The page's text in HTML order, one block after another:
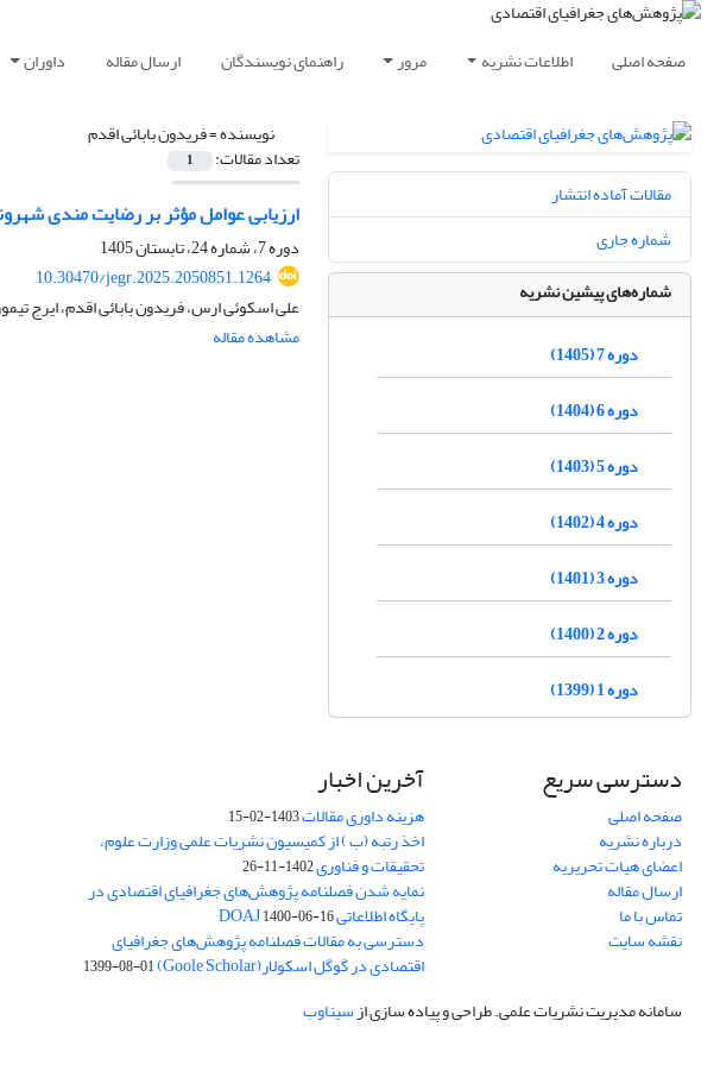
صفحه اصلی اطلاعات نشریه مرور راهنمای نویسندگان ارسال مقاله داوران
نویسنده =فریدون بابائی اقدم
تعداد مقالات: 1
ارزیابی عوامل مؤثر بر رضایت مندی
دوره 7، شماره 24، تابستان 1405
10.30470/jegr.2025.2050851.1264
علی اسکوئی ارس، فریدون بابائی اقدم، ایرج
مشاهده مقاله
مقالات آماده انتشار
شماره جاری
شماره‌های پیشین نشریه
دوره 7 (1405)
دوره 6 (1404)
دوره 5 (1403)
دوره 4 (1402)
دوره 3 (1401)
دوره 2 (1400)
دوره 1 (1399)
دسترسی سریع
صفحه اصلی
درباره نشریه
اعضای هیات تحریریه
ارسال مقاله
تماس با ما
نقشه سایت
آخرین اخبار
هزینه داوری مقالات1403-02-15
اخذ رتبه (ب ) از کمیسیون نشریات علمی وزارت علوم،
تحقیقات و فناوری1402-11-26
نمایه شدن فصلنامه پژوهش‌های جغرافیای اقتصادی در
پایگاه اطلاعاتی DOAJ1400-06-16
دسترسی به مقالات فصلنامه پژوهش‌های جغرافیای
اقتصادی در گوگل اسکولار(Goole Scholar) 1399-08-01
سامانه مدیریت نشریات علمی.طراحی و پیاده سازی ازسیناوب